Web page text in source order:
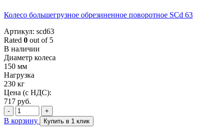
Колесо большегрузное обрезиненное поворотное SCd 63
Артикул: scd63
Rated 0 out of 5
В наличии
Диаметр колеса
150 мм
Нагрузка
230 кг
Цена (с НДС):
717 руб.
- +
В корзину Купить в 1 клик